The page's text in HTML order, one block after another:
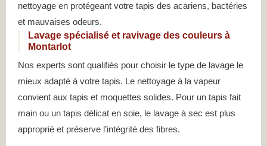
nettoyage en protégeant votre tapis des acariens, bactéries
et mauvaises odeurs.
Lavage spécialisé et ravivage des couleurs à
Montarlot
Nos experts sont qualifiés pour choisir le type de lavage le
mieux adapté à votre tapis. Le nettoyage à la vapeur
convient aux tapis et moquettes solides. Pour un tapis fait
main ou un tapis délicat en soie, le lavage à sec est plus
approprié et préserve l’intégrité des fibres.